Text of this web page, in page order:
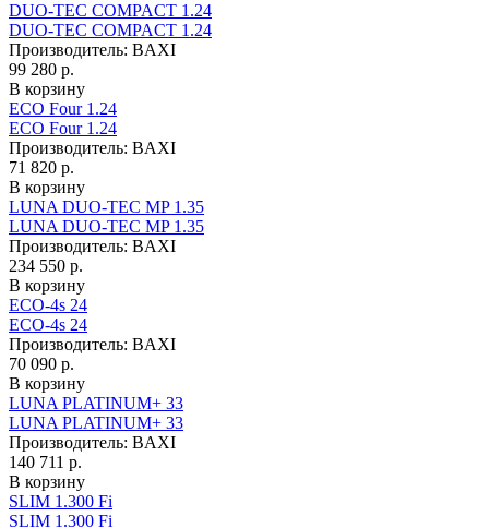
DUO-TEC COMPACT 1.24
DUO-TEC COMPACT 1.24
Производитель: BAXI
99 280 р.
В корзину
ECO Four 1.24
ECO Four 1.24
Производитель: BAXI
71 820 р.
В корзину
LUNA DUO-TEC MP 1.35
LUNA DUO-TEC MP 1.35
Производитель: BAXI
234 550 р.
В корзину
ECO-4s 24
ECO-4s 24
Производитель: BAXI
70 090 р.
В корзину
LUNA PLATINUM+ 33
LUNA PLATINUM+ 33
Производитель: BAXI
140 711 р.
В корзину
SLIM 1.300 Fi
SLIM 1.300 Fi